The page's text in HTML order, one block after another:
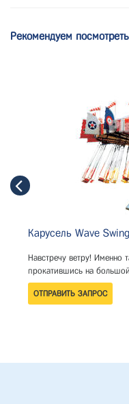
Рекомендуем посмотреть
Карусель Wave
Навстречу ветру! Именно
прокатившись на